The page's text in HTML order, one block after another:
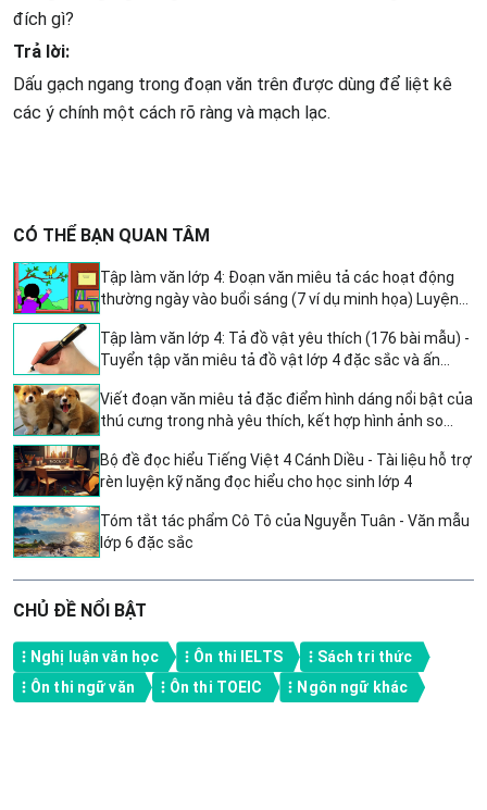
đích gì?
Trả lời:
Dấu gạch ngang trong đoạn văn trên được dùng để liệt kê
các ý chính một cách rõ ràng và mạch lạc.
CÓ THỂ BẠN QUAN TÂM
Tập làm văn lớp 4: Đoạn văn miêu tả các hoạt động
thường ngày vào buổi sáng (7 ví dụ minh họa) Luyện
Tập làm văn lớp 4: Tả đồ vật yêu thích (176 bài mẫu) -
Tuyển tập văn miêu tả đồ vật lớp 4 đặc sắc và ấn
Viết đoạn văn miêu tả đặc điểm hình dáng nổi bật của
thú cưng trong nhà yêu thích, kết hợp hình ảnh so
Bộ đề đọc hiểu Tiếng Việt 4 Cánh Diều - Tài liệu hỗ trợ
rèn luyện kỹ năng đọc hiểu cho học sinh lớp 4
Tóm tắt tác phẩm Cô Tô của Nguyễn Tuân - Văn mẫu
lớp 6 đặc sắc
CHỦ ĐỀ NỔI BẬT
Nghị luận văn học Ôn thi IELTS
Sách tri thức
Ôn thi ngữ văn
Ôn thi TOEIC Ngôn ngữ khác